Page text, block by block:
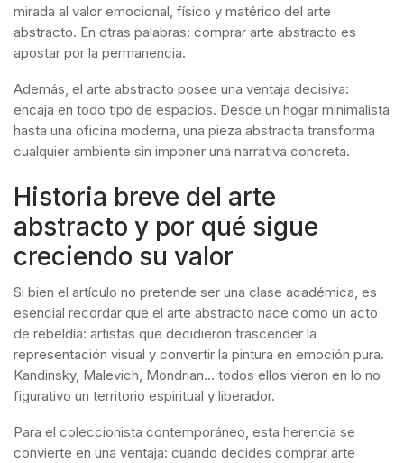
mirada al valor emocional, físico y matérico del arte
abstracto. En otras palabras: comprar arte abstracto es
apostar por la permanencia.
Además, el arte abstracto posee una ventaja decisiva:
encaja en todo tipo de espacios. Desde un hogar minimalista
hasta una oficina moderna, una pieza abstracta transforma
cualquier ambiente sin imponer una narrativa concreta.
Historia breve del arte
abstracto y por qué sigue
creciendo su valor
Si bien el artículo no pretende ser una clase académica, es
esencial recordar que el arte abstracto nace como un acto
de rebeldía: artistas que decidieron trascender la
representación visual y convertir la pintura en emoción pura.
Kandinsky, Malevich, Mondrian… todos ellos vieron en lo no
figurativo un territorio espiritual y liberador.
Para el coleccionista contemporáneo, esta herencia se
convierte en una ventaja: cuando decides comprar arte